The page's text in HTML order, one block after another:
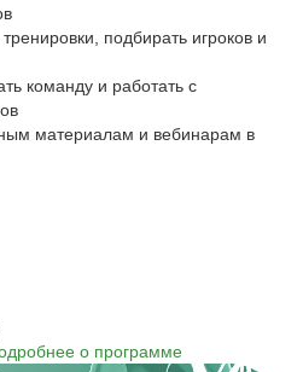
подбирать игроков и
команду и работать с
материалам и вебинарам в
о программе